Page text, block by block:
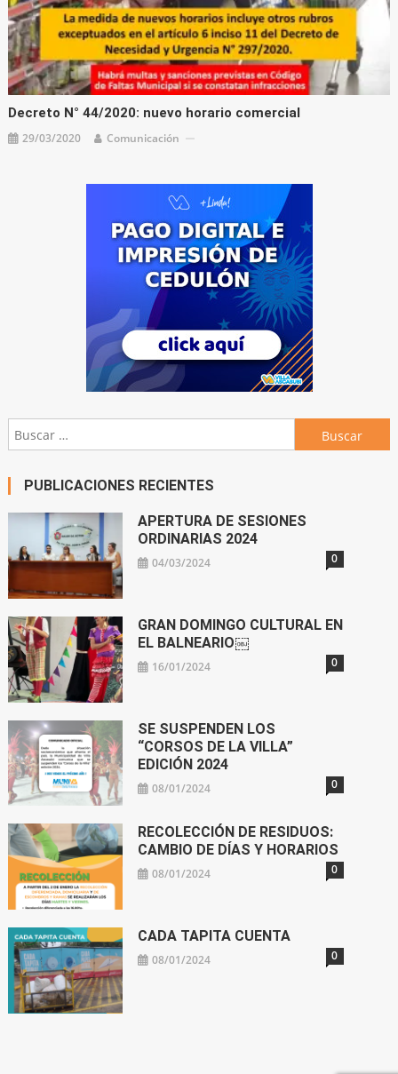
Decreto N° 44/2020: nuevo horario comercial
29/03/2020 Comunicación
Buscar:
PUBLICACIONES RECIENTES
APERTURA DE SESIONES
ORDINARIAS 2024
04/03/2024 0
GRAN DOMINGO CULTURAL EN
EL BALNEARIO￼
16/01/2024 0
SE SUSPENDEN LOS
“CORSOS DE LA VILLA”
EDICIÓN 2024
08/01/2024 0
RECOLECCIÓN DE RESIDUOS:
CAMBIO DE DÍAS Y HORARIOS
08/01/2024 0
CADA TAPITA CUENTA
08/01/2024 0